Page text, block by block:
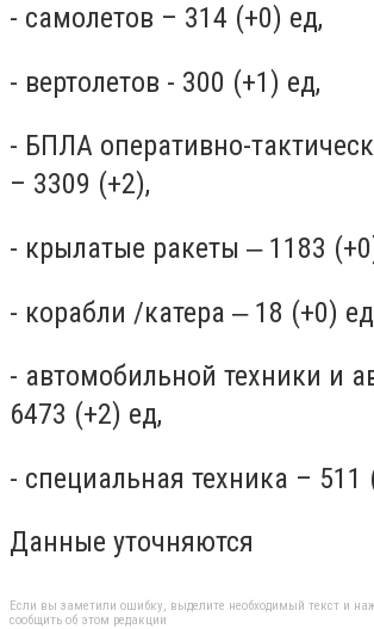
- самолетов – 314 (+0) ед,
- вертолетов - 300 (+1) ед,
- БПЛА оперативно-
– 3309 (+2),
- крылатые ракеты ‒ 1183
- корабли /катера ‒ 18 (+0)
- автомобильной техники и
6473 (+2) ед,
- специальная техника – 511
Данные уточняются
Если вы заметили ошибку, выделите необходимый текст и
сообщить об этом редакции